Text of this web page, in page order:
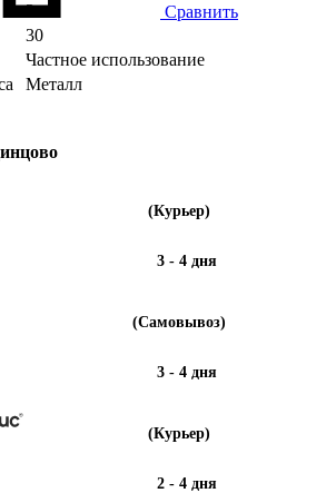
Сравнить
3
30
Частное использование
Металл
(Курьер)
3 - 4 дня
(Самовывоз)
3 - 4 дня
(Курьер)
2 - 4 дня